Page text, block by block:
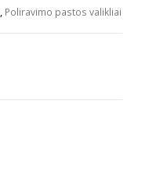
, Poliravimo pastos valikliai